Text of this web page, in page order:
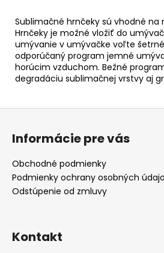
Sublimačné hrnčeky sú vhodné na
Hrnčeky je možné vložiť do
umývanie v umývačke voľte
odporúčaný program jemné
horúcim vzduchom. Bežné
degradáciu sublimačnej vrstvy aj
Z
Informácie pre vás
Obchodné podmienky
Podmienky ochrany osobných
Odstúpenie od zmluvy
Kontakt